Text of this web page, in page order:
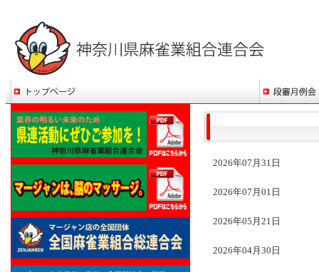
2026年07月31日
2026年07月01日
2026年05月21日
2026年04月30日